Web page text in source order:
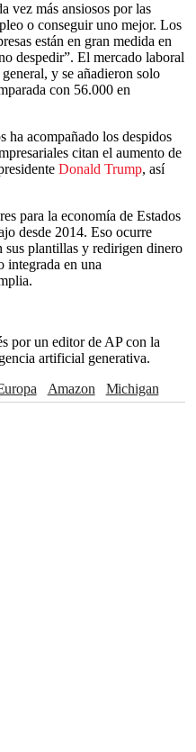
vez más ansiosos por las
o conseguir uno mejor. Los
están en gran medida en
despedir”. El mercado laboral
y se añadieron solo
con 56.000 en
ha acompañado los despidos
citan el aumento de
Donald Trump, así
para la economía de Estados
desde 2014. Eso ocurre
sus plantillas y redirigen dinero
integrada en una
por un editor de AP con la
artificial generativa.
Europa Amazon
Michigan